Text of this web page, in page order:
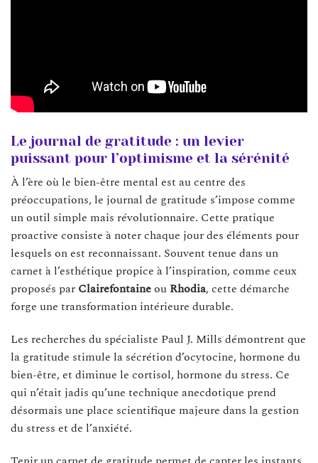
Le journal de gratitude : un levier
puissant pour l’optimisme et la sérénité
À l’ère où le bien-être mental est au centre des
préoccupations, le journal de gratitude s’impose comme
un outil simple mais révolutionnaire. Cette pratique
proactive consiste à noter chaque jour des éléments pour
lesquels on est reconnaissant. Souvent tenue dans un
carnet à l’esthétique propice à l’inspiration, comme ceux
proposés par Clairefontaineou Rhodia, cette démarche
forge une transformation intérieure durable.
Les recherches du spécialiste Paul J. Mills démontrent que
la gratitude stimule la sécrétion d’ocytocine, hormone du
bien-être, et diminue le cortisol, hormone du stress. Ce
qui n’était jadis qu’une technique anecdotique prend
désormais une place scientifique majeure dans la gestion
du stress et de l’anxiété.